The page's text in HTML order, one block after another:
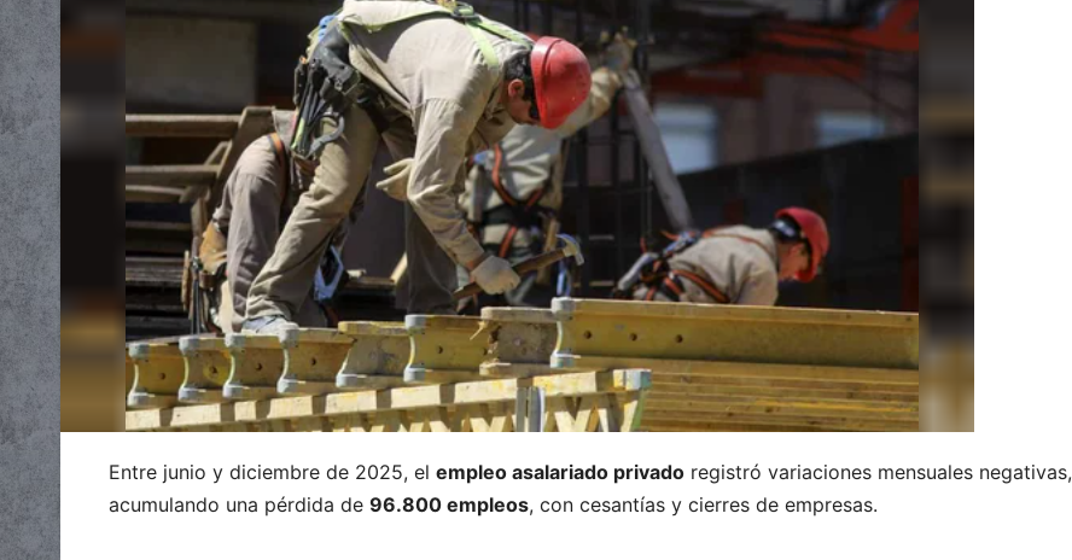
Entre junio y diciembre de 2025, el empleo asalariado privado registró variaciones mensuales negativas,
acumulando una pérdida de 96.800 empleos, con cesantías y cierres de empresas.